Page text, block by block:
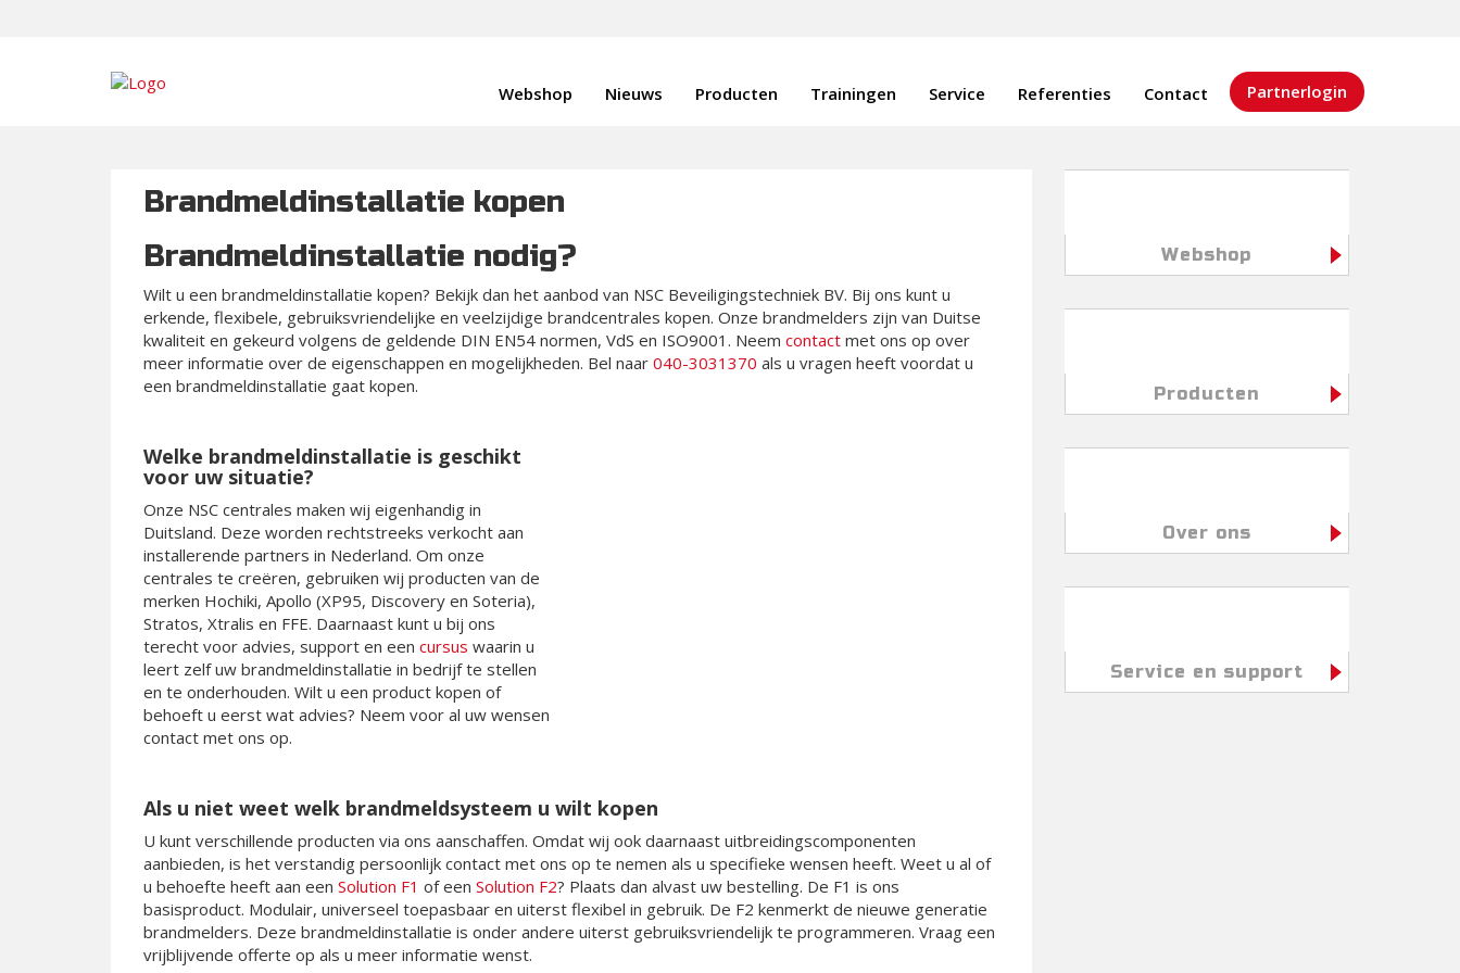
Webshop Nieuws Producten Trainingen Service Referenties Contact Partnerlogin
Brandmeldinstallatie kopen
Brandmeldinstallatie nodig?
Wilt u een brandmeldinstallatie kopen? Bekijk dan het aanbod van NSC Beveiligingstechniek BV. Bij ons kunt u
erkende, flexibele, gebruiksvriendelijke en veelzijdige brandcentrales kopen. Onze brandmelders zijn van Duitse
kwaliteit en gekeurd volgens de geldende DIN EN54 normen, VdS en ISO9001. Neem contact met ons op over
meer informatie over de eigenschappen en mogelijkheden. Bel naar 040-3031370 als u vragen heeft voordat u
een brandmeldinstallatie gaat kopen.
Welke brandmeldinstallatie is geschikt
voor uw situatie?
Onze NSC centrales maken wij eigenhandig in
Duitsland. Deze worden rechtstreeks verkocht aan
installerende partners in Nederland. Om onze
centrales te creëren, gebruiken wij producten van de
merken Hochiki, Apollo (XP95, Discovery en Soteria),
Stratos, Xtralis en FFE. Daarnaast kunt u bij ons
terecht voor advies, support en een cursus waarin u
leert zelf uw brandmeldinstallatie in bedrijf te stellen
en te onderhouden. Wilt u een product kopen of
behoeft u eerst wat advies? Neem voor al uw wensen
contact met ons op.
Als u niet weet welk brandmeldsysteem u wilt kopen
U kunt verschillende producten via ons aanschaffen. Omdat wij ook daarnaast uitbreidingscomponenten
aanbieden, is het verstandig persoonlijk contact met ons op te nemen als u specifieke wensen heeft. Weet u al of
u behoefte heeft aan een Solution F1 of een Solution F2? Plaats dan alvast uw bestelling. De F1 is ons
basisproduct. Modulair, universeel toepasbaar en uiterst flexibel in gebruik. De F2 kenmerkt de nieuwe generatie
brandmelders. Deze brandmeldinstallatie is onder andere uiterst gebruiksvriendelijk te programmeren. Vraag een
vrijblijvende offerte op als u meer informatie wenst.
Webshop
Producten
Over ons
Service en support